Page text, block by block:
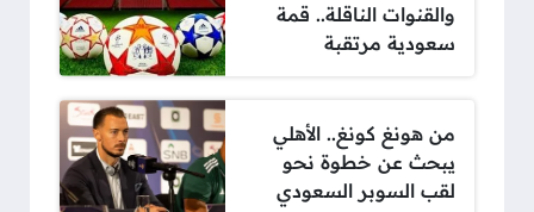
والقنوات الناقلة.. قمة
سعودية مرتقبة
من هونغ كونغ.. الأهلي
يبحث عن خطوة نحو
لقب السوبر السعودي